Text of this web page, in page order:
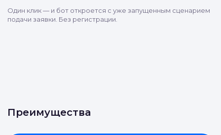
Один клик — и бот откроется с уже запущенным сценарием
подачи заявки. Без регистрации.
Преимущества